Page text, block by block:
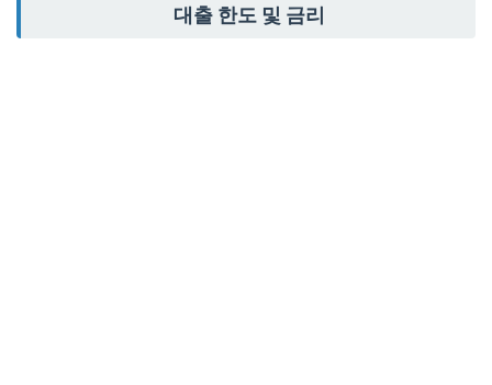
대출 한도 및 금리